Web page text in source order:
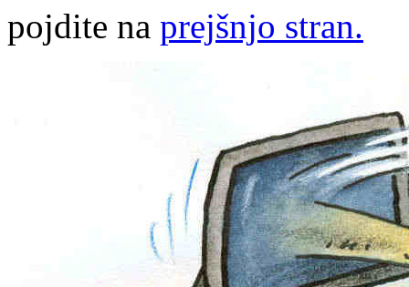
pojdite na prejšnjo stran.